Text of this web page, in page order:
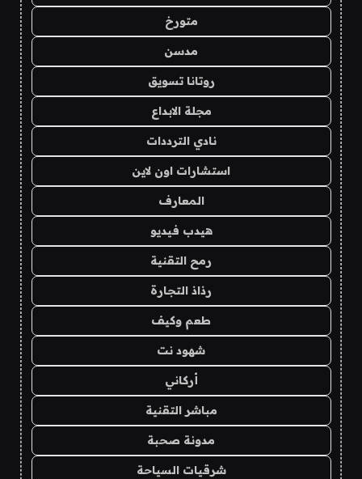
متورخ
مدسن
روتانا تسويق
مجلة الابداع
نادي الترددات
استشارات اون لاين
المعارف
هيدب فيديو
رمح التقنية
رذاذ التجارة
طعم وكيف
شهود نت
أركاني
مباشر التقنية
مدونة صحبة
شرقيات السياحة